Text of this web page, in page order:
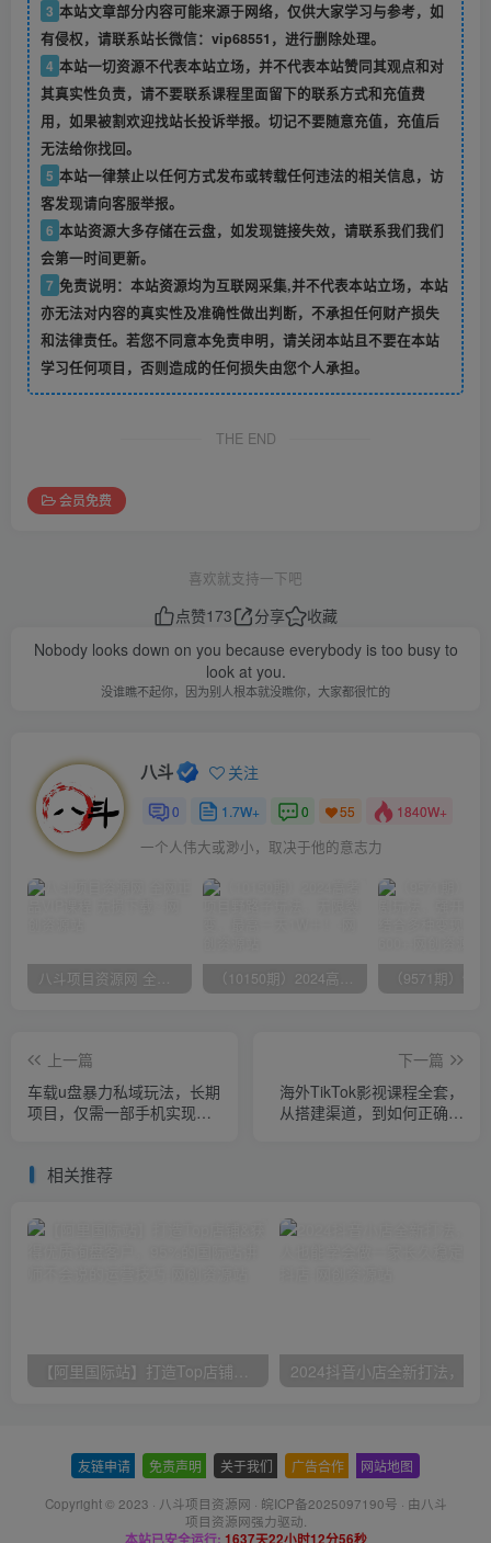
3 本站文章部分内容可能来源于网络，仅供大家学习与参考，如
有侵权，请联系站长微信：vip68551，进行删除处理。
4 本站一切资源不代表本站立场，并不代表本站赞同其观点和对
其真实性负责，请不要联系课程里面留下的联系方式和充值费
用，如果被割欢迎找站长投诉举报。切记不要随意充值，充值后
无法给你找回。
5 本站一律禁止以任何方式发布或转载任何违法的相关信息，访
客发现请向客服举报。
6 本站资源大多存储在云盘，如发现链接失效，请联系我们我们
会第一时间更新。
7 免责说明：本站资源均为互联网采集,并不代表本站立场，本站
亦无法对内容的真实性及准确性做出判断，不承担任何财产损失
和法律责任。若您不同意本免责申明，请关闭本站且不要在本站
学习任何项目，否则造成的任何损失由您个人承担。
THE END
会员免费
喜欢就支持一下吧
点赞173 分享
收藏
Nobody looks down on you because everybody is too busy to
look at you.
没谁瞧不起你，因为别人根本就没瞧你，大家都很忙的
八斗 关注
0 1.7W+ 0 55 1840W+
一个人伟大或渺小，取决于他的意志力
八斗项目资源网 全网正品VIP课程 无损下载~ （10150期）2024高考项目野路子玩法，无限裂变，最高一天1W＋！
上一篇
车载u盘暴力私域玩法，长期
项目，仅需一部手机实现日
下一篇
海外TikTok影视课程全套，
从搭建渠道，到如何正确使
相关推荐
【阿里国际站】打造Top店铺&获得优质询盘客户，​95%的国际站讲师不会说的运营技巧
友链申请 免责声明 关于我们 广告合作 网站地图
Copyright © 2023 · 八斗项目资源网 · 皖ICP备2025097190号 · 由八斗
项目资源网强力驱动.